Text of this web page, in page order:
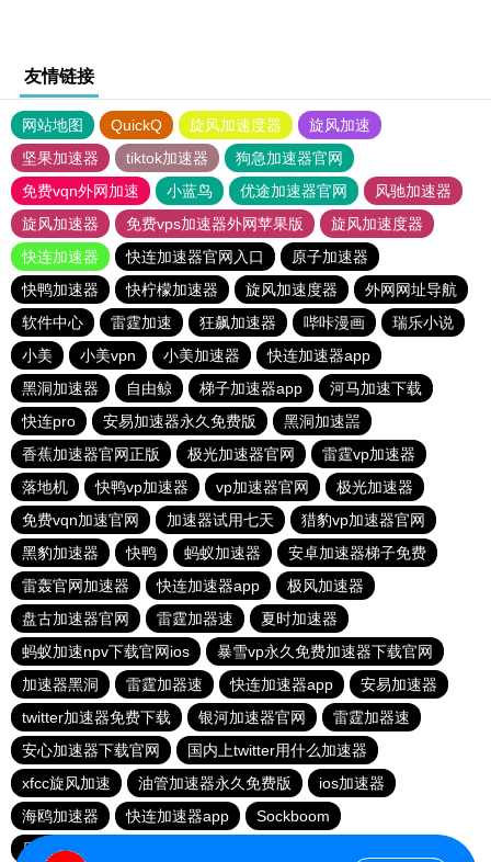
友情链接
网站地图 QuickQ 旋风加速度器
旋风加速
坚果加速器
tiktok加速器
狗急加速器官网
免费vqn外网加速
小蓝鸟 优途加速器官网
风驰加速器
旋风加速器
免费vps加速器外网苹果版
旋风加速度器
快连加速器
快连加速器官网入口
原子加速器
快鸭加速器
快柠檬加速器 旋风加速度器
外网网址导航
软件中心
雷霆加速 狂飙加速器 哔咔漫画
瑞乐小说
小美
小美vpn 小美加速器
快连加速器app
黑洞加速器
自由鲸 梯子加速器app
河马加速下载
快连pro
安易加速器永久免费版
黑洞加速噐
香蕉加速器官网正版
极光加速器官网
雷霆vp加速器
落地机
快鸭vp加速器 vp加速器官网
极光加速器
免费vqn加速官网
加速器试用七天
猎豹vp加速器官网
黑豹加速器
快鸭 蚂蚁加速器
安卓加速器梯子免费
雷轰官网加速器
快连加速器app
极风加速器
盘古加速器官网
雷霆加器速
夏时加速器
蚂蚁加速npv下载官网ios
暴雪vp永久免费加速器下载官网
加速器黑洞
雷霆加器速 快连加速器app
安易加速器
twitter加速器免费下载
银河加速器官网
雷霆加器速
安心加速器下载官网
国内上twitter用什么加速器
xfcc旋风加速
油管加速器永久免费版
ios加速器
海鸥加速器
快连加速器app
Sockboom
原子加速器app下载官网最新版